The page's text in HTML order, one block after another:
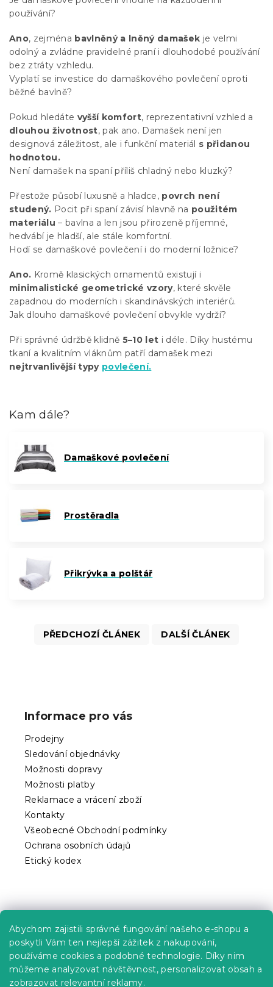
Abychom zajistili správné fungování našeho e-shopu a
poskytli Vám ten nejlepší zážitek z nakupování,
používáme cookies a podobné technologie. Díky nim
můžeme analyzovat návštěvnost, personalizovat obsah a
zobrazovat relevantní reklamy.
používání?
Ano, zejména bavlněný a lněný damašek je velmi
odolný a zvládne pravidelné praní i dlouhodobé používání
bez ztráty vzhledu.
Vyplatí se investice do damaškového povlečení oproti
běžné bavlně?
Pokud hledáte vyšší komfort, reprezentativní vzhled a
dlouhou životnost, pak ano. Damašek není jen
designová záležitost, ale i funkční materiál s přidanou
hodnotou.
Není damašek na spaní příliš chladný nebo kluzký?
Přestože působí luxusně a hladce, povrch není
studený. Pocit při spaní závisí hlavně na použitém
materiálu – bavlna a len jsou přirozeně příjemné,
hedvábí je hladší, ale stále komfortní.
Hodí se damaškové povlečení i do moderní ložnice?
Ano. Kromě klasických ornamentů existují i
minimalistické geometrické vzory, které skvěle
zapadnou do moderních i skandinávských interiérů.
Jak dlouho damaškové povlečení obvykle vydrží?
Při správné údržbě klidně 5–10 let i déle. Díky hustému
tkaní a kvalitním vláknům patří damašek mezi
nejtrvanlivější typy povlečení.
Kam dále?
Damaškové povlečení
Prostěradla
Přikrývka a polštář
PŘEDCHOZÍ ČLÁNEK DALŠÍ ČLÁNEK
Informace pro vás
Prodejny
Sledování objednávky
Možnosti dopravy
Možnosti platby
Reklamace a vrácení zboží
Kontakty
Všeobecné Obchodní podmínky
Ochrana osobních údajů
Etický kodex
Kariéra
Poptávky a B2B spolupráce
Proč se u nás registrovat?